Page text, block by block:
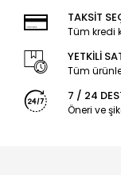
TAKSİT
Tüm kredi
YETKİLİ
Tüm
7 / 24
Öneri ve